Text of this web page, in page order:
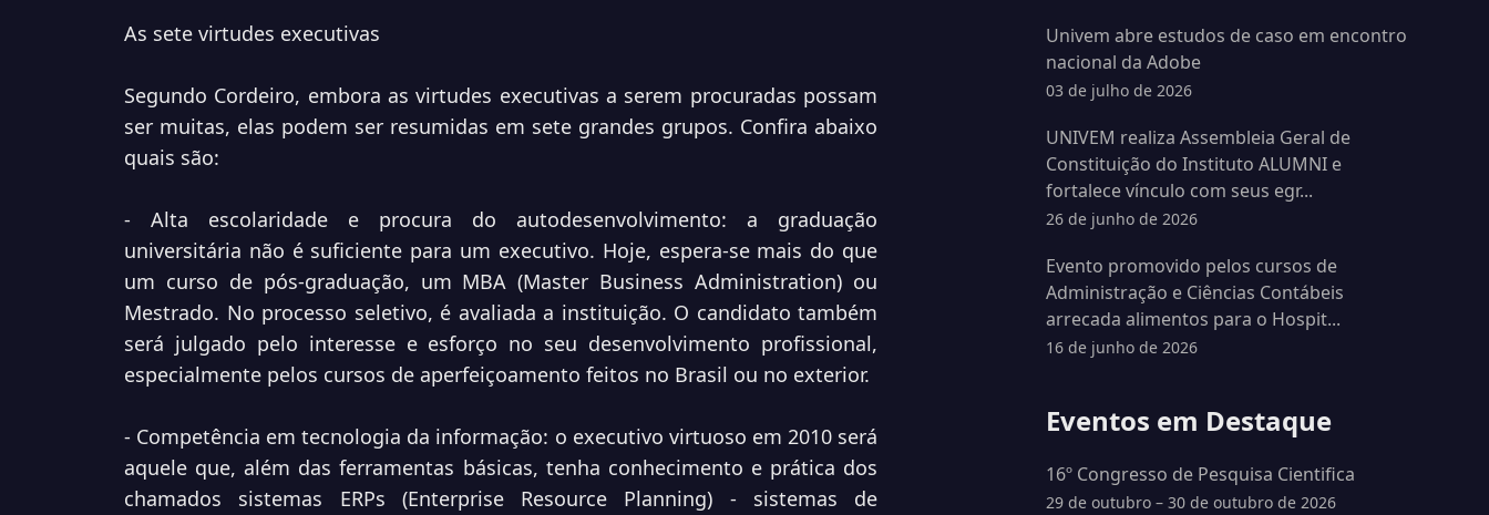
As sete virtudes executivas
Segundo Cordeiro, embora as virtudes executivas a serem procuradas possam
ser muitas, elas podem ser resumidas em sete grandes grupos. Confira abaixo
quais são:
- Alta escolaridade e procura do autodesenvolvimento: a graduação
universitária não é suficiente para um executivo. Hoje, espera-se mais do que
um curso de pós-graduação, um MBA (Master Business Administration) ou
Mestrado. No processo seletivo, é avaliada a instituição. O candidato também
será julgado pelo interesse e esforço no seu desenvolvimento profissional,
especialmente pelos cursos de aperfeiçoamento feitos no Brasil ou no exterior.
- Competência em tecnologia da informação: o executivo virtuoso em 2010 será
aquele que, além das ferramentas básicas, tenha conhecimento e prática dos
chamados sistemas ERPs (Enterprise Resource Planning) - sistemas de
Univem abre estudos de caso em encontro
nacional da Adobe
03 de julho de 2026
UNIVEM realiza Assembleia Geral de
Constituição do Instituto ALUMNI e
fortalece vínculo com seus egr...
26 de junho de 2026
Evento promovido pelos cursos de
Administração e Ciências Contábeis
arrecada alimentos para o Hospit...
16 de junho de 2026
Eventos em Destaque
16º Congresso de Pesquisa Cientifica
29 de outubro – 30 de outubro de 2026